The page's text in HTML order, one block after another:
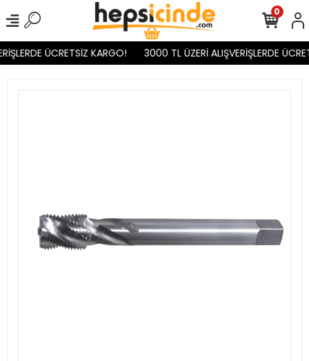
ÜCRETSİZ KARGO! 3000 TL ÜZERİ ALIŞVERİŞLERDE
0